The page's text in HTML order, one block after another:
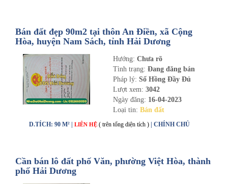
Bán đất đẹp 90m2 tại thôn An Điền, xã Cộng
Hòa, huyện Nam Sách, tỉnh Hải Dương
Hướng: Chưa rõ
Tình trạng: Đang đăng bán
Pháp lý: Sổ Hồng Đầy Đủ
Lượt xem: 3042
Ngày đăng: 16-04-2023
Loại tin: Bán đất
D.TÍCH: 90 M² | LIÊN HỆ ( trên tổng diện tích ) | CHÍNH CHỦ
Cần bán lô đất phố Văn, phường Việt Hòa, thành
phố Hải Dương